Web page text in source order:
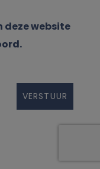
deze website